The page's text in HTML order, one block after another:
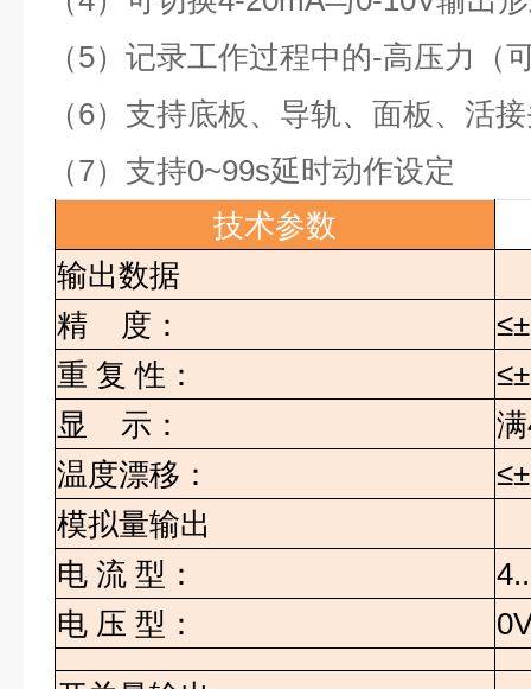
（5） 记录工作过程中的-高压力（
（6） 支持底板、导轨、面板、活
（7） 支持0~99s延时动作设定
技术参数
输出数据
精
度：
重 复 性：
显
示： 满
温度漂移：
模拟量输出
电 流 型：
电 压 型：